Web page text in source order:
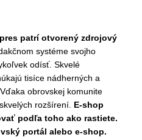
patrí otvorený zdrojový
systéme svojho
odísť. Skvelé
tisíce nádherných a
obrovskej komunite
rozšírení. E-shop
podľa toho ako rastiete.
portál alebo e-shop.